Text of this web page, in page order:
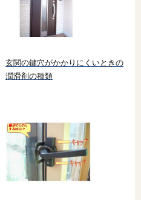
玄関の鍵穴がかかりにくいときの
潤滑剤の種類